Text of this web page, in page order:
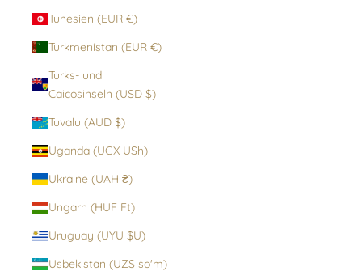
Tunesien (EUR €)
Turkmenistan (EUR €)
Turks- und
Caicosinseln (USD $)
Tuvalu (AUD $)
Uganda (UGX USh)
Ukraine (UAH ₴)
Ungarn (HUF Ft)
Uruguay (UYU $U)
Usbekistan (UZS so'm)